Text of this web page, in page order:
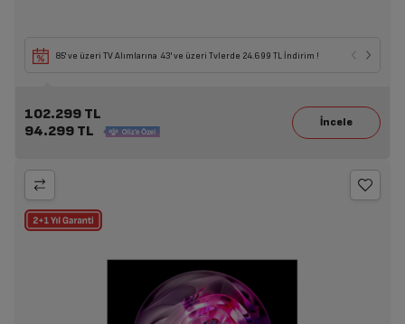
85' ve üzeri TV Alımlarına 43' ve üzeri Tvlerde 24.699 TL İndirim !
102.299 TL
94.299 TL